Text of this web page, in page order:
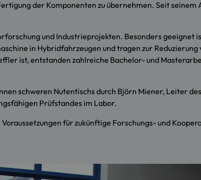
der Komponenten zu übernehmen. Seit
und Industrieprojekten. Besonders geeignet
in Hybridfahrzeugen und tragen zur
ist, entstanden zahlreiche Bachelor- und
schweren Nutentischs durch Björn Miener, Leiter
Prüfstandes im Labor.
für zukünftige Forschungs- und